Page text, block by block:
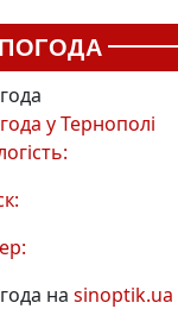
уТернополі
на sinoptik.ua